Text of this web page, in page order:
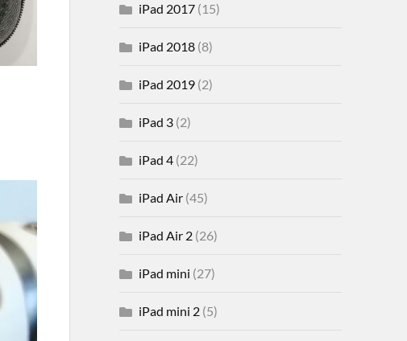
iPad 2017(15)
iPad 2018(8)
iPad 2019(2)
iPad 3(2)
iPad 4(22)
iPad Air(45)
iPad Air 2(26)
iPad mini (27)
iPad mini 2(5)